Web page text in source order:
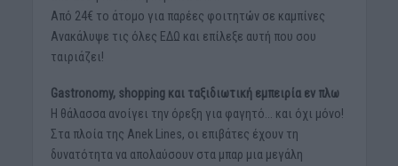
Από 24€ το άτομο για παρέες φοιτητών σε καμπίνες
Ανακάλυψε τις όλες ΕΔΩ και επίλεξε αυτή που σου
ταιριάζει!
Gastronomy, shopping και ταξιδιωτική εμπειρία εν πλω
Η θάλασσα ανοίγει την όρεξη για φαγητό… και όχι μόνο!
Στα πλοία της Anek Lines, οι επιβάτες έχουν τη
δυνατότητα να απολαύσουν στα μπαρ μια μεγάλη